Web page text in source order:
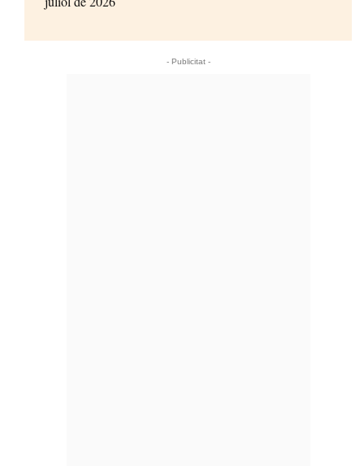
- Publicitat -